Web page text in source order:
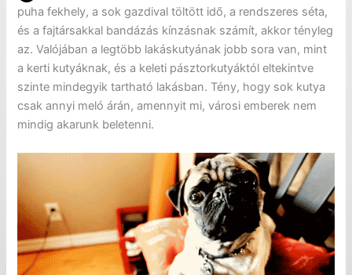
puha fekhely, a sok gazdival töltött idő, a rendszeres séta,
és a fajtársakkal bandázás kínzásnak számít, akkor tényleg
az. Valójában a legtöbb lakáskutyának jobb sora van, mint
a kerti kutyáknak, és a keleti pásztorkutyáktól eltekintve
szinte mindegyik tartható lakásban. Tény, hogy sok kutya
csak annyi meló árán, amennyit mi, városi emberek nem
mindig akarunk beletenni.